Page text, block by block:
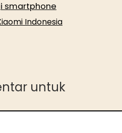
smartphone
Indonesia
untuk